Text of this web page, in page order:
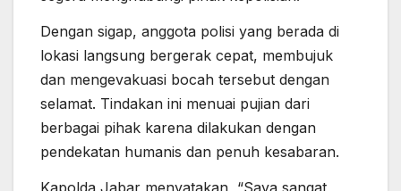
Dengan sigap, anggota polisi yang berada di
lokasi langsung bergerak cepat, membujuk
dan mengevakuasi bocah tersebut dengan
selamat. Tindakan ini menuai pujian dari
berbagai pihak karena dilakukan dengan
pendekatan humanis dan penuh kesabaran.
Kapolda Jabar menyatakan, “Saya sangat